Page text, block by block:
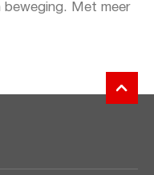
beweging. Met meer